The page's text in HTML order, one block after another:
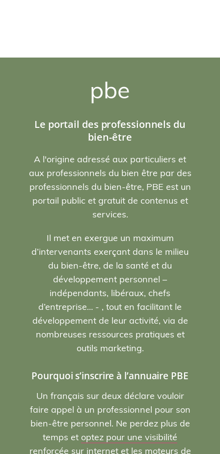
pbe
Le portail des professionnels du
bien-être
A l'origine adressé aux particuliers et
aux professionnels du bien être par des
professionnels du bien-être, PBE est un
portail public et gratuit de contenus et
services.
Il met en exergue un maximum
d’intervenants exerçant dans le milieu
du bien-être, de la santé et du
développement personnel –
indépendants, libéraux, chefs
d’entreprise… - , tout en facilitant le
développement de leur activité, via de
nombreuses ressources pratiques et
outils marketing.
Pourquoi s’inscrire à l’annuaire PBE
Un français sur deux déclare vouloir
faire appel à un professionnel pour son
bien-être personnel. Ne perdez plus de
temps et optez pour une visibilité
renforcée sur internet et les moteurs de